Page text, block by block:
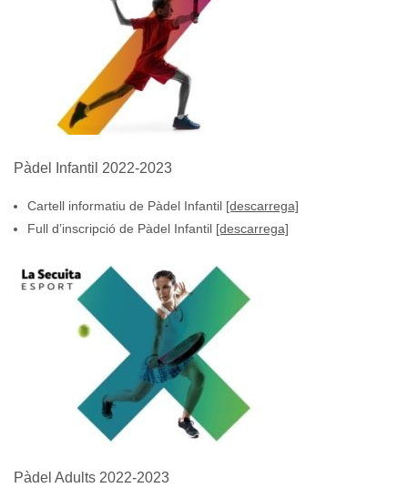
Pàdel Infantil 2022-2023
Cartell informatiu de Pàdel Infantil [descarrega]
Full d’inscripció de Pàdel Infantil [descarrega]
Pàdel Adults 2022-2023